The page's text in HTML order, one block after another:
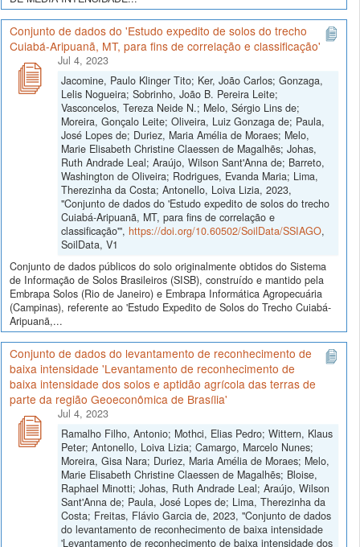
Conjunto de dados do 'Estudo expedito de solos do trecho
Cuiabá-Aripuanã, MT, para fins de correlação e classificação'
Jul 4, 2023
Jacomine, Paulo Klinger Tito; Ker, João Carlos; Gonzaga,
Lelis Nogueira; Sobrinho, João B. Pereira Leite;
Vasconcelos, Tereza Neide N.; Melo, Sérgio Lins de;
Moreira, Gonçalo Leite; Oliveira, Luiz Gonzaga de; Paula,
José Lopes de; Duriez, Maria Amélia de Moraes; Melo,
Marie Elisabeth Christine Claessen de Magalhẽs; Johas,
Ruth Andrade Leal; Araújo, Wilson Sant'Anna de; Barreto,
Washington de Oliveira; Rodrigues, Evanda Maria; Lima,
Therezinha da Costa; Antonello, Loiva Lizia, 2023,
"Conjunto de dados do 'Estudo expedito de solos do trecho
Cuiabá-Aripuanã, MT, para fins de correlação e
classificação'", https://doi.org/10.60502/SoilData/SSIAGO,
SoilData, V1
Conjunto de dados públicos do solo originalmente obtidos do Sistema
de Informação de Solos Brasileiros (SISB), construído e mantido pela
Embrapa Solos (Rio de Janeiro) e Embrapa Informática Agropecuária
(Campinas), referente ao 'Estudo Expedito de Solos do Trecho Cuiabá-
Aripuanã,...
Conjunto de dados do levantamento de reconhecimento de
baixa intensidade 'Levantamento de reconhecimento de
baixa intensidade dos solos e aptidão agrícola das terras de
parte da região Geoeconômica de Brasília'
Jul 4, 2023
Ramalho Filho, Antonio; Mothci, Elias Pedro; Wittern, Klaus
Peter; Antonello, Loiva Lizia; Camargo, Marcelo Nunes;
Moreira, Gisa Nara; Duriez, Maria Amélia de Moraes; Melo,
Marie Elisabeth Christine Claessen de Magalhẽs; Bloise,
Raphael Minotti; Johas, Ruth Andrade Leal; Araújo, Wilson
Sant'Anna de; Paula, José Lopes de; Lima, Therezinha da
Costa; Freitas, Flávio Garcia de, 2023, "Conjunto de dados
do levantamento de reconhecimento de baixa intensidade
'Levantamento de reconhecimento de baixa intensidade dos